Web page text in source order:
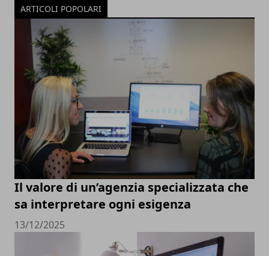
ARTICOLI POPOLARI
Il valore di un’agenzia specializzata che
sa interpretare ogni esigenza
13/12/2025